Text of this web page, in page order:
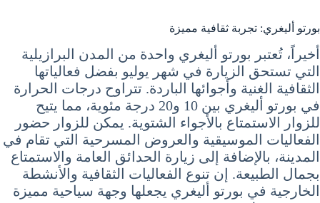
بورتو أليغري: تجربة ثقافية مميزة
أخيراً، تُعتبر بورتو أليغري واحدة من المدن البرازيلية
التي تستحق الزيارة في شهر يوليو بفضل فعالياتها
الثقافية الغنية وأجوائها الباردة. تتراوح درجات الحرارة
في بورتو أليغري بين 10 و20 درجة مئوية، مما يتيح
للزوار الاستمتاع بالأجواء الشتوية. يمكن للزوار حضور
الفعاليات الموسيقية والعروض المسرحية التي تقام في
المدينة، بالإضافة إلى زيارة الحدائق العامة والاستمتاع
بجمال الطبيعة. إن تنوع الفعاليات الثقافية والأنشطة
الخارجية في بورتو أليغري يجعلها وجهة سياحية مميزة